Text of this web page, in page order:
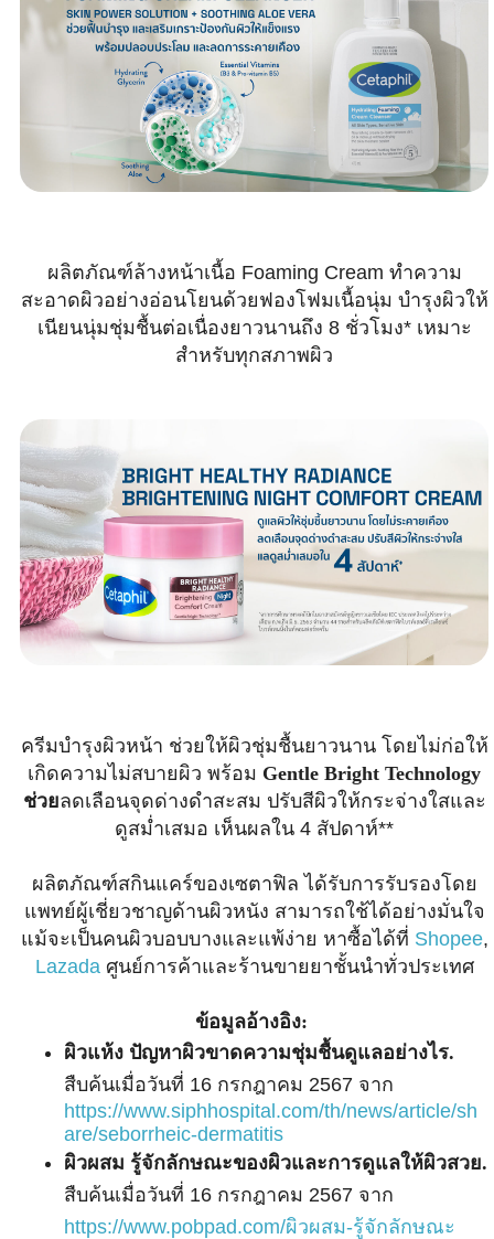
ผลิตภัณฑ์ล้างหน้าเนื้อ Foaming Cream ทำความ
สะอาดผิวอย่างอ่อนโยนด้วยฟองโฟมเนื้อนุ่ม บำรุงผิวให้
เนียนนุ่มชุ่มชื้นต่อเนื่องยาวนานถึง 8 ชั่วโมง* เหมาะ
สำหรับทุกสภาพผิว
ครีมบำรุงผิวหน้า ช่วยให้ผิวชุ่มชื้นยาวนาน โดยไม่ก่อให้
เกิดความไม่สบายผิว พร้อม Gentle Bright Technology
ช่วยลดเลือนจุดด่างดำสะสม ปรับสีผิวให้กระจ่างใสและ
ดูสม่ำเสมอ เห็นผลใน 4 สัปดาห์**
ผลิตภัณฑ์สกินแคร์ของเซตาฟิล ได้รับการรับรองโดย
แพทย์ผู้เชี่ยวชาญด้านผิวหนัง สามารถใช้ได้อย่างมั่นใจ
แม้จะเป็นคนผิวบอบบางและแพ้ง่าย หาซื้อได้ที่ Shopee,
Lazada ศูนย์การค้าและร้านขายยาชั้นนำทั่วประเทศ
ข้อมูลอ้างอิง:
ผิวแห้ง ปัญหาผิวขาดความชุ่มชื้นดูแลอย่างไร.
สืบค้นเมื่อวันที่ 16 กรกฎาคม 2567 จาก
https://www.siphhospital.com/th/news/article/sh
are/seborrheic-dermatitis
ผิวผสม รู้จักลักษณะของผิวและการดูแลให้ผิวสวย.
สืบค้นเมื่อวันที่ 16 กรกฎาคม 2567 จาก
https://www.pobpad.com/ผิวผสม-รู้จักลักษณะ